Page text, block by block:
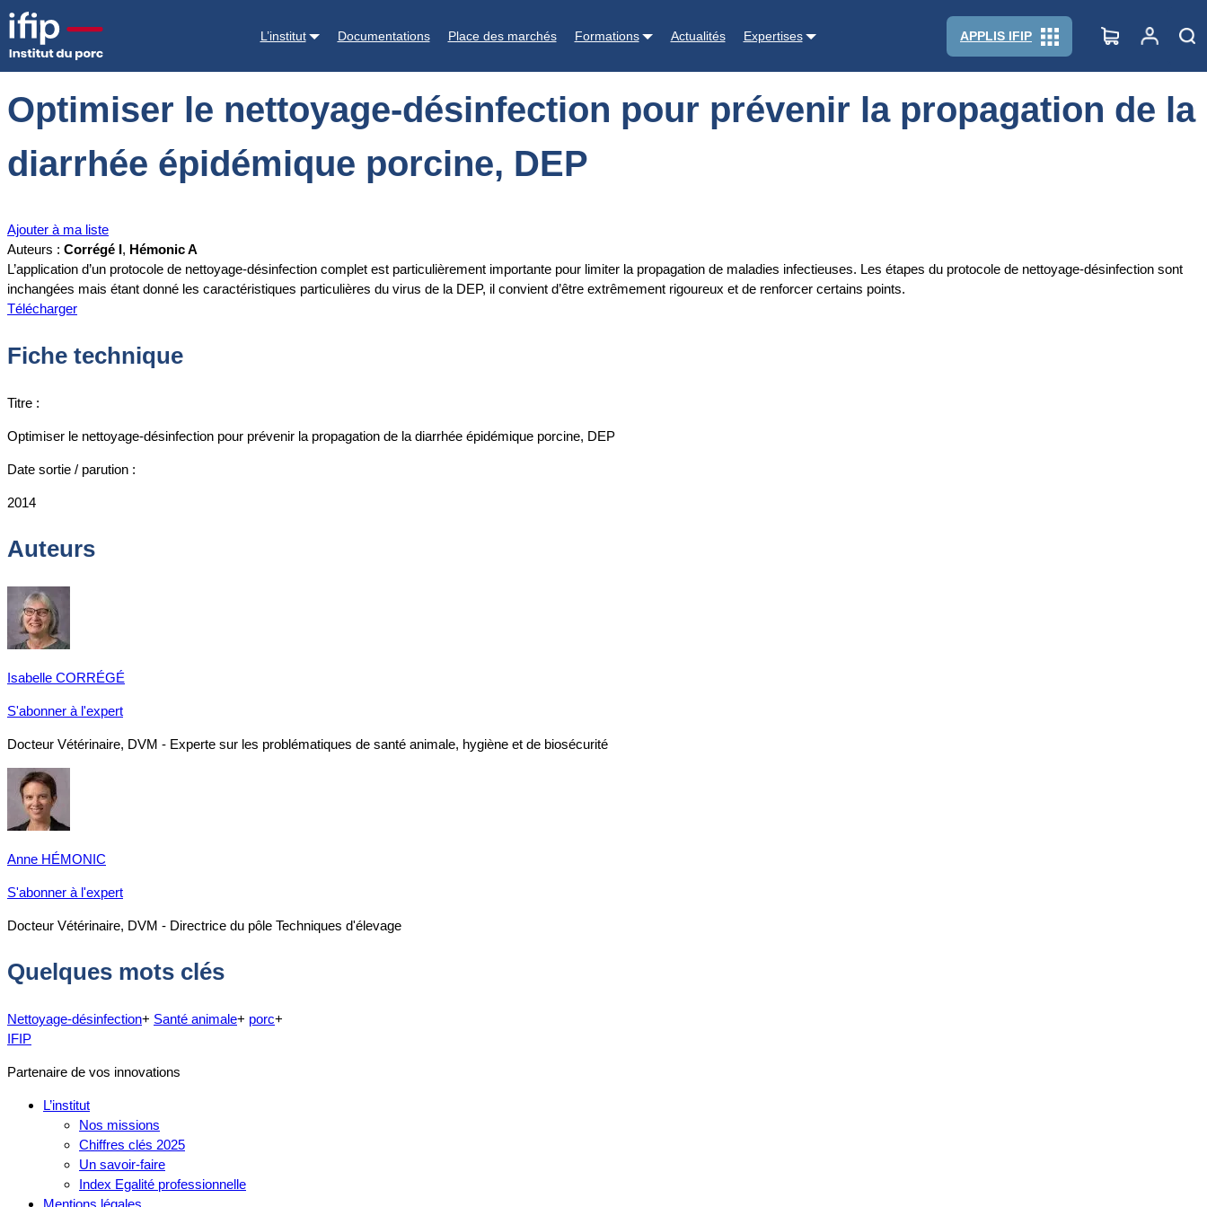
L’institut Documentations Place des marchés Formations Actualités Expertises APPLIS IFIP
Accueil Documentations
Optimiser le nettoyage-désinfection pour prévenir la propagation de la
diarrhée épidémique porcine, DEP
Ajouter à ma liste
Auteurs : Corrégé I, Hémonic A
L’application d’un protocole de nettoyage-désinfection complet est particulièrement importante pour limiter la propagation de maladies infectieuses. Les étapes du protocole de nettoyage-désinfection sont
inchangées mais étant donné les caractéristiques particulières du virus de la DEP, il convient d’être extrêmement rigoureux et de renforcer certains points.
Télécharger
Fiche technique
Titre :
Optimiser le nettoyage-désinfection pour prévenir la propagation de la diarrhée épidémique porcine, DEP
Date sortie / parution :
2014
Auteurs
Isabelle CORRÉGÉ
S'abonner à l'expert
Docteur Vétérinaire, DVM - Experte sur les problématiques de santé animale, hygiène et de biosécurité
Anne HÉMONIC
S'abonner à l'expert
Docteur Vétérinaire, DVM - Directrice du pôle Techniques d'élevage
Quelques mots clés
Nettoyage-désinfection+ Santé animale+ porc+
IFIP
Partenaire de vos innovations
L’institut
Nos missions
Chiffres clés 2025
Un savoir-faire
Index Egalité professionnelle
Mentions légales